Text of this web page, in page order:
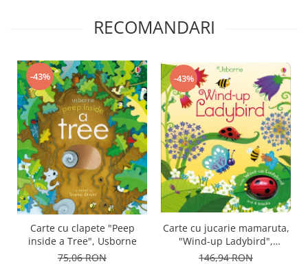
RECOMANDARI
-43%
Carte cu clapete "Peep
inside a Tree", Usborne
75,06 RON
-43%
Carte cu jucarie mamaruta,
"Wind-up Ladybird",
Usborne
146,94 RON